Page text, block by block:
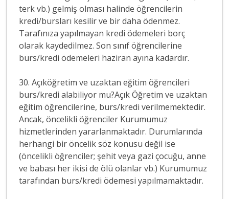
terk vb.) gelmiş olması halinde öğrencilerin
kredi/bursları kesilir ve bir daha ödenmez.
Tarafınıza yapılmayan kredi ödemeleri borç
olarak kaydedilmez. Son sınıf öğrencilerine
burs/kredi ödemeleri haziran ayına kadardır.
30. Açıköğretim ve uzaktan eğitim öğrencileri
burs/kredi alabiliyor mu?Açık Öğretim ve uzaktan
eğitim öğrencilerine, burs/kredi verilmemektedir.
Ancak, öncelikli öğrenciler Kurumumuz
hizmetlerinden yararlanmaktadır. Durumlarında
herhangi bir öncelik söz konusu değil ise
(öncelikli öğrenciler; şehit veya gazi çocuğu, anne
ve babası her ikisi de ölü olanlar vb.) Kurumumuz
tarafından burs/kredi ödemesi yapılmamaktadır.